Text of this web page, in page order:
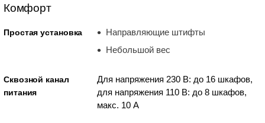
Комфорт
Простая установка
Направляющие штифты
Небольшой вес
Сквозной канал
питания
Для напряжения 230 В: до 16 шкафов,
для напряжения 110 В: до 8 шкафов,
макс. 10 А